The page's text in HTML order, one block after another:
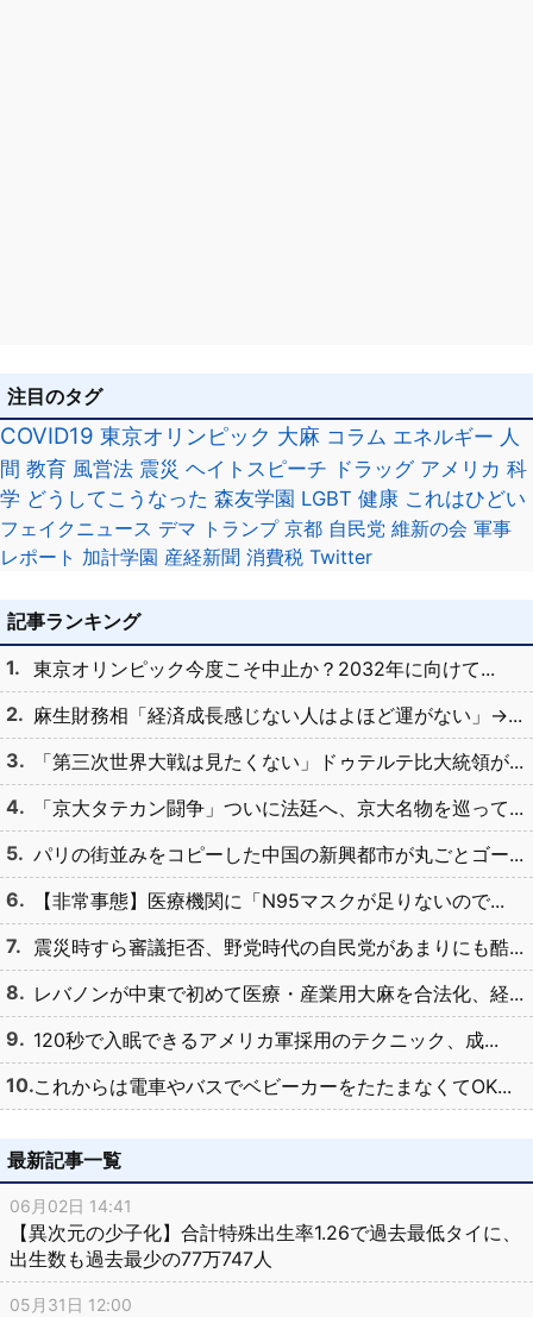
注目のタグ
COVID19 東京オリンピック 大麻 コラム エネルギー 人
間 教育 風営法 震災 ヘイトスピーチ ドラッグ アメリカ 科
学 どうしてこうなった 森友学園 LGBT 健康 これはひどい
フェイクニュース デマ トランプ 京都 自民党 維新の会 軍事
レポート 加計学園 産経新聞 消費税 Twitter
記事ランキング
東京オリンピック今度こそ中止か？2032年に向けて...
麻生財務相「経済成長感じない人はよほど運がない」→...
「第三次世界大戦は見たくない」ドゥテルテ比大統領が...
「京大タテカン闘争」ついに法廷へ、京大名物を巡って...
パリの街並みをコピーした中国の新興都市が丸ごとゴー...
【非常事態】医療機関に「N95マスクが足りないので...
震災時すら審議拒否、野党時代の自民党があまりにも酷...
レバノンが中東で初めて医療・産業用大麻を合法化、経...
120秒で入眠できるアメリカ軍採用のテクニック、成...
これからは電車やバスでベビーカーをたたまなくてOK...
最新記事一覧
06月02日 14:41
【異次元の少子化】合計特殊出生率1.26で過去最低タイに、
出生数も過去最少の77万747人
05月31日 12:00